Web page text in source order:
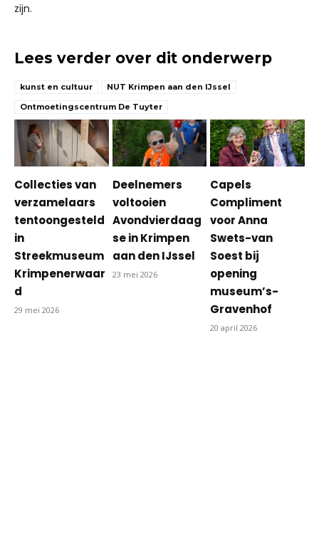
zijn.
Lees verder over dit onderwerp
kunst en cultuur
NUT Krimpen aan den IJssel
Ontmoetingscentrum De Tuyter
Collecties van
verzamelaars
tentoongesteld
in
Streekmuseum
Krimpenerwaar
d
29 mei 2026
Deelnemers
voltooien
Avondvierdaag
se in Krimpen
aan den IJssel
23 mei 2026
Capels
Compliment
voor Anna
Swets-van
Soest bij
opening
museum’s-
Gravenhof
20 april 2026